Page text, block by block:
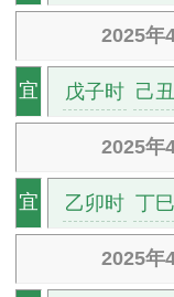
2025年
宜 戊子时 己
2025年
宜 乙卯时 丁
2025年